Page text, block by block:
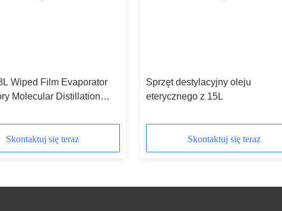
Wiped Film Evaporator
Molecular Distillation
Skontaktuj się teraz
Sprzęt destylacyjny oleju
eterycznego z 15L
Skontaktuj się teraz